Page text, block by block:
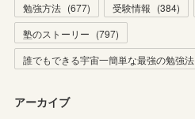
勉強方法 (677) 受験情報 (384)
塾のストーリー (797)
誰でもできる宇宙一簡単な最強の勉強法
アーカイブ